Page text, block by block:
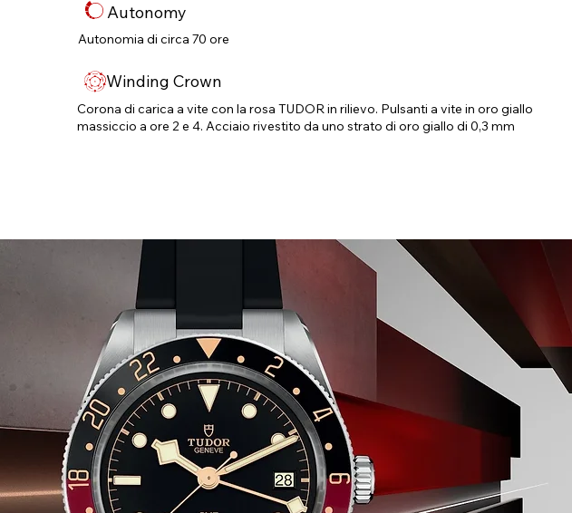
Autonomy
Autonomia di circa 70 ore
Winding Crown
Corona di carica a vite con la rosa TUDOR in rilievo. Pulsanti a vite in oro giallo
massiccio a ore 2 e 4. Acciaio rivestito da uno strato di oro giallo di 0,3 mm